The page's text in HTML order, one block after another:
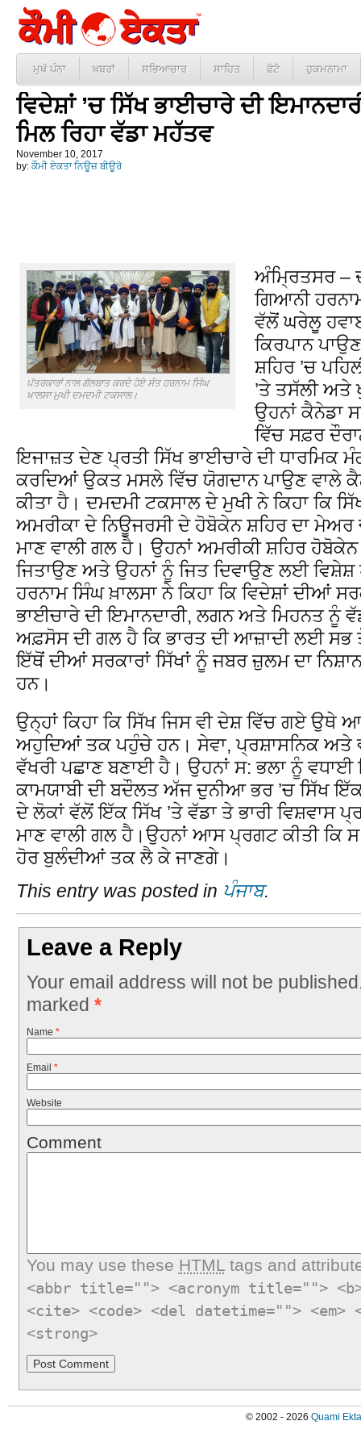
ਮੁਖੱ ਪੰਨਾ ਖ਼ਬਰਾਂ ਸਭਿਆਚਾਰ ਸਾਹਿਤ ਫੋਟੋ ਹੁਕਮਨਾਮਾ
ਵਿਦੇਸ਼ਾਂ ’ਚ ਸਿੱਖ ਭਾਈਚਾਰੇ ਦੀ
ਮਿਲ ਰਿਹਾ ਵੱਡਾ ਮਹੱਤਵ
November 10, 2017
by: ਕੌਮੀ ਏਕਤਾ ਨਿਊਜ਼ ਬੀਊਰੋ
ਪੱਤਰਕਾਰਾਂ ਨਾਲ ਗੱਲਬਾਤ ਕਰਦੇ ਹੋਏ ਸੰਤ ਹਰਨਾਮ ਸਿੰਘ
ਖ਼ਾਲਸਾ ਮੁਖੀ ਦਮਦਮੀ ਟਕਸਾਲ।
ਅੰਮ੍ਰਿਤਸਰ –
ਗਿਆਨੀ
ਵੱਲੋਂ ਘਰੇਲੂ
ਕਿਰਪਾਨ
ਸ਼ਹਿਰ ’ਚ
’ਤੇ ਤਸੱਲੀ ਅਤੇ
ਉਹਨਾਂ ਕੈਨੇਡਾ
ਵਿੱਚ ਸਫ਼ਰ
ਇਜਾਜ਼ਤ ਦੇਣ ਪ੍ਰਤੀ ਸਿੱਖ ਭਾਈਚਾਰੇ ਦੀ ਧਾਰਮਿਕ
ਕਰਦਿਆਂ ਉਕਤ ਮਸਲੇ ਵਿੱਚ ਯੋਗਦਾਨ ਪਾਉਣ ਵਾਲੇ
ਕੀਤਾ ਹੈ। ਦਮਦਮੀ ਟਕਸਾਲ ਦੇ ਮੁਖੀ ਨੇ ਕਿਹਾ ਕਿ
ਅਮਰੀਕਾ ਦੇ ਨਿਊਜਰਸੀ ਦੇ ਹੋਬੋਕੇਨ ਸ਼ਹਿਰ ਦਾ
ਮਾਣ ਵਾਲੀ ਗਲ ਹੈ। ਉਹਨਾਂ ਅਮਰੀਕੀ ਸ਼ਹਿਰ ਹੋਬੋਕੇਨ
ਜਿਤਾਉਣ ਅਤੇ ਉਹਨਾਂ ਨੂੰ ਜਿਤ ਦਿਵਾਉਣ ਲਈ ਵਿਸ਼ੇਸ਼
ਹਰਨਾਮ ਸਿੰਘ ਖ਼ਾਲਸਾ ਨੇ ਕਿਹਾ ਕਿ ਵਿਦੇਸ਼ਾਂ ਦੀਆਂ
ਭਾਈਚਾਰੇ ਦੀ ਇਮਾਨਦਾਰੀ, ਲਗਨ ਅਤੇ ਮਿਹਨਤ ਨੂੰ
ਅਫ਼ਸੋਸ ਦੀ ਗਲ ਹੈ ਕਿ ਭਾਰਤ ਦੀ ਆਜ਼ਾਦੀ ਲਈ ਸਭ
ਇੱਥੋਂ ਦੀਆਂ ਸਰਕਾਰਾਂ ਸਿੱਖਾਂ ਨੂੰ ਜਬਰ ਜ਼ੁਲਮ ਦਾ
ਹਨ।
ਉਨ੍ਹਾਂ ਕਿਹਾ ਕਿ ਸਿੱਖ ਜਿਸ ਵੀ ਦੇਸ਼ ਵਿੱਚ ਗਏ ਉਥੇ
ਅਹੁਦਿਆਂ ਤਕ ਪਹੁੰਚੇ ਹਨ। ਸੇਵਾ, ਪ੍ਰਸ਼ਾਸਨਿਕ ਅਤੇ
ਵੱਖਰੀ ਪਛਾਣ ਬਣਾਈ ਹੈ। ਉਹਨਾਂ ਸ: ਭਲਾ ਨੂੰ ਵਧਾਈ
ਕਾਮਯਾਬੀ ਦੀ ਬਦੌਲਤ ਅੱਜ ਦੁਨੀਆ ਭਰ ’ਚ ਸਿੱਖ
ਦੇ ਲੋਕਾਂ ਵੱਲੋਂ ਇੱਕ ਸਿੱਖ ’ਤੇ ਵੱਡਾ ਤੇ ਭਾਰੀ ਵਿਸ਼ਵਾਸ
ਮਾਣ ਵਾਲੀ ਗਲ ਹੈ।ਉਹਨਾਂ ਆਸ ਪ੍ਰਗਟ ਕੀਤੀ ਕਿ
ਹੋਰ ਬੁਲੰਦੀਆਂ ਤਕ ਲੈ ਕੇ ਜਾਣਗੇ।
This entry was posted in ਪੰਜਾਬ.
Leave a Reply
Your email address will not be
marked *
Name *
Email *
Website
Comment
You may use these HTMLtags and
<abbr title=""> <acronym title="">
<cite> <code> <del datetime="">
<strong>
© 2002 - 2026 Quami